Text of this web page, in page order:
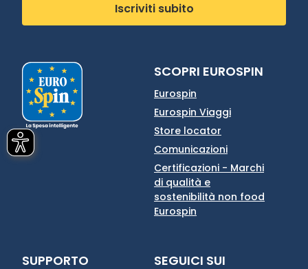
Iscriviti subito
SCOPRI EUROSPIN
Eurospin
Eurospin Viaggi
Store locator
Comunicazioni
Certificazioni - Marchi
di qualità e
sostenibilità non food
Eurospin
SUPPORTO
SEGUICI SUI